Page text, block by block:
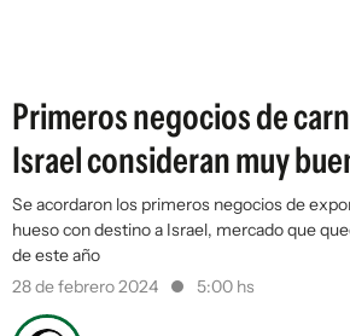
Primeros negocios de
Israel consideran muy
Se acordaron los primeros negocios de
hueso con destino a Israel, mercado que
de este año
28 de febrero 2024
5:00 hs